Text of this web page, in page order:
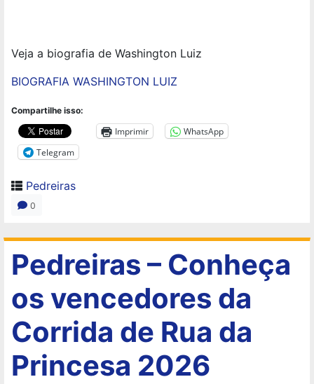
Veja a biografia de Washington Luiz
BIOGRAFIA WASHINGTON LUIZ
Compartilhe isso:
Imprimir
WhatsApp
Telegram
Pedreiras
0
Pedreiras – Conheça
os vencedores da
Corrida de Rua da
Princesa 2026